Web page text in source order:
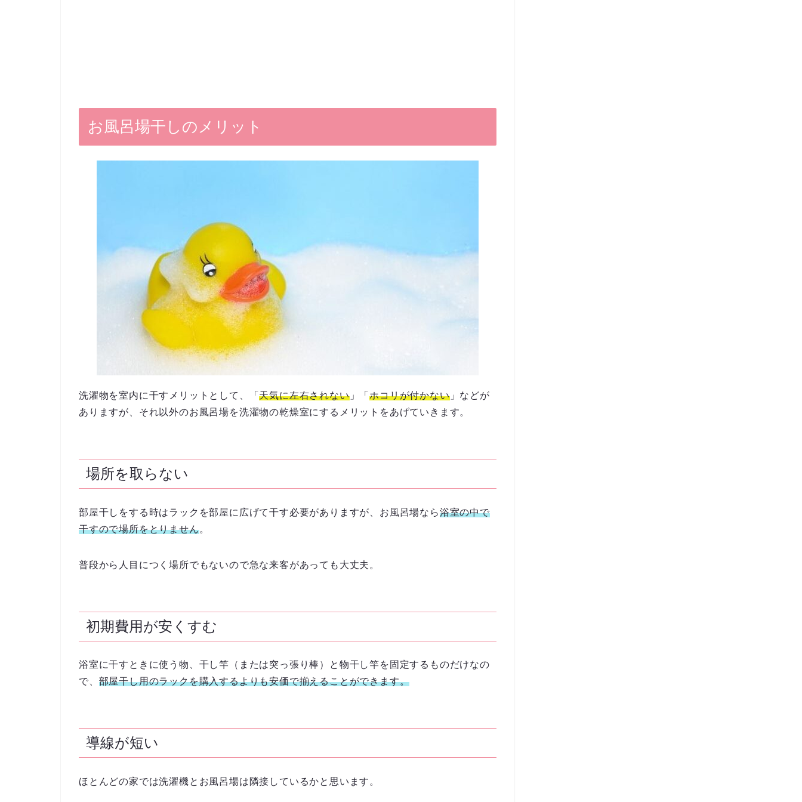
お風呂場干しのメリット
洗濯物を室内に干すメリットとして、「天気に左右されない」「ホコリが付かない」などが
ありますが、それ以外のお風呂場を洗濯物の乾燥室にするメリットをあげていきます。
場所を取らない
部屋干しをする時はラックを部屋に広げて干す必要がありますが、お風呂場なら浴室の中で
干すので場所をとりません。
普段から人目につく場所でもないので急な来客があっても大丈夫。
初期費用が安くすむ
浴室に干すときに使う物、干し竿（または突っ張り棒）と物干し竿を固定するものだけなの
で、 部屋干し用のラックを購入するよりも安価で揃えることができます。
導線が短い
ほとんどの家では洗濯機とお風呂場は隣接しているかと思います。